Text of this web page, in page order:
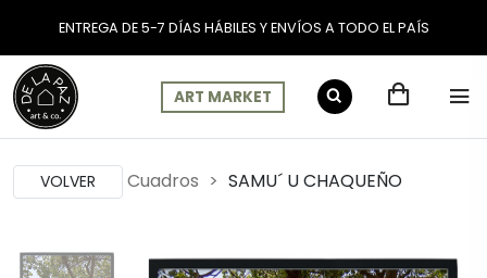
ENTREGA DE 5-7 DÍAS HÁBILES Y ENVÍOS A TODO EL PAÍS
ART MARKET
VOLVER Cuadros SAMU´ U CHAQUEÑO